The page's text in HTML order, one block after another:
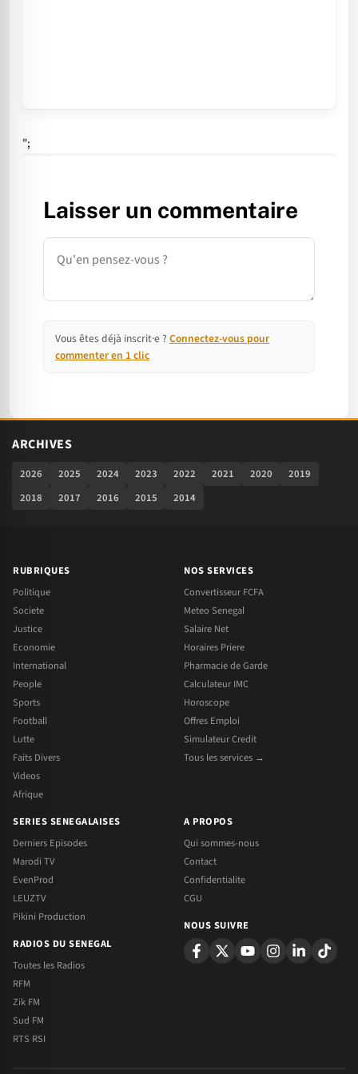
";
Laisser un commentaire
Commentaire
Vous êtes déjà inscrit·e ? Connectez-vous pour
commenter en 1 clic
ARCHIVES
2026 2025 2024 2023 2022 2021 2020
2019
2018
2017 2016 2015 2014
RUBRIQUES
Politique
Societe
Justice
Economie
International
People
Sports
Football
Lutte
Faits Divers
Videos
Afrique
NOS SERVICES
Convertisseur FCFA
Meteo Senegal
Salaire Net
Horaires Priere
Pharmacie de Garde
Calculateur IMC
Horoscope
Offres Emploi
Simulateur Credit
Tous les services →
SERIES SENEGALAISES
Derniers Episodes
Marodi TV
EvenProd
LEUZTV
Pikini Production
RADIOS DU SENEGAL
Toutes les Radios
RFM
Zik FM
Sud FM
RTS RSI
A PROPOS
Qui sommes-nous
Contact
Confidentialite
CGU
NOUS SUIVRE